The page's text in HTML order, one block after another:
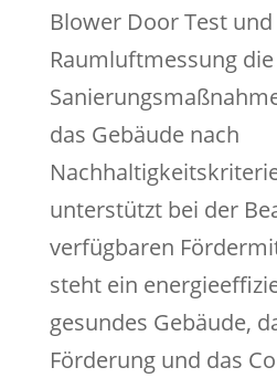
Blower Door Test und
Raumluftmessung
das Gebäude nach
unterstützt bei der
verfügbaren
steht ein
gesundes Gebäude,
Förderung und das